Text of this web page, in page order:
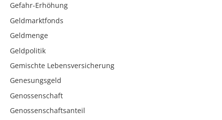
Gefahr-Erhöhung
Geldmarktfonds
Geldmenge
Geldpolitik
Gemischte Lebensversicherung
Genesungsgeld
Genossenschaft
Genossenschaftsanteil